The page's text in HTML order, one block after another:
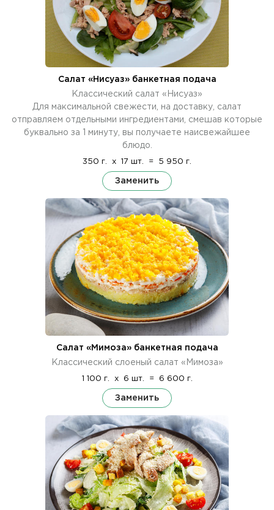
Салат «Нисуаз» банкетная подача
Классический салат «Нисуаз»
Для максимальной свежести, на доставку, салат
отправляем отдельными ингредиентами, смешав которые
буквально за 1 минуту, вы получаете наисвежайшее
блюдо.
350 г. x 17 шт. = 5 950 г.
Заменить
Салат «Мимоза» банкетная подача
Классический слоеный салат «Мимоза»
1 100 г. x 6 шт. = 6 600 г.
Заменить